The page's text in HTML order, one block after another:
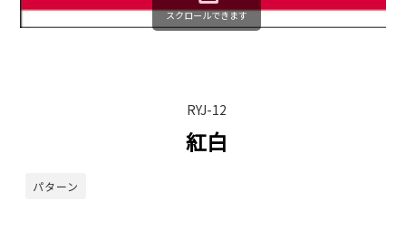
スクロールできます
RYJ-12
紅白
パターン